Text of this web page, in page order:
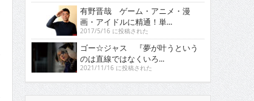
有野晋哉 ゲーム・アニメ・漫
画・アイドルに精通！単...
2017/5/16 に投稿された
ゴー☆ジャス 『夢が叶うという
のは直線ではなくいろ...
2021/11/16 に投稿された